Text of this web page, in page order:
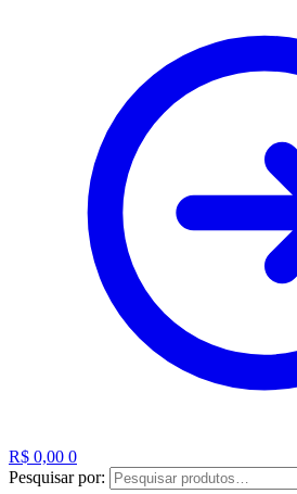
R$ 0,00 0
Pesquisar por: